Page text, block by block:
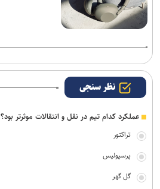
نظر سنجی
عملکرد کدام تیم در نقل و انتقالات موثرتر بود؟
تراکتور
پرسپولیس
گل گهر